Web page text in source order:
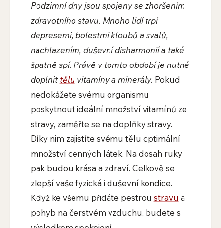
Podzimní dny jsou spojeny se zhoršením
zdravotního stavu. Mnoho lidí trpí
depresemi, bolestmi kloubů a svalů,
nachlazením, duševní disharmonií a také
špatně spí. Právě v tomto období je nutné
doplnit tělu vitamíny a minerály. Pokud
nedokážete svému organismu
poskytnout ideální množství vitamínů ze
stravy, zaměřte se na doplňky stravy.
Díky nim zajistíte svému tělu optimální
množství cenných látek. Na dosah ruky
pak budou krása a zdraví. Celkově se
zlepší vaše fyzická i duševní kondice.
Když ke všemu přidáte pestrou stravu a
pohyb na čerstvém vzduchu, budete s